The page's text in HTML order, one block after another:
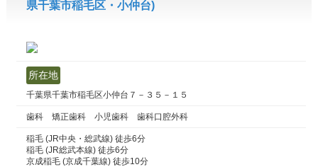
県千葉市稲毛区・小仲台)
所在地
千葉県千葉市稲毛区小仲台７－３５－１５
歯科 矯正歯科 小児歯科 歯科口腔外科
稲毛 (JR中央・総武線) 徒歩6分
稲毛 (JR総武本線) 徒歩6分
京成稲毛 (京成千葉線) 徒歩10分